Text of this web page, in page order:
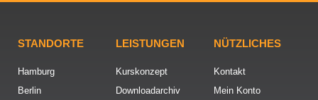
STANDORTE
Hamburg
Berlin
LEISTUNGEN
Kurskonzept
Downloadarchiv
NÜTZLICHES
Kontakt
Mein Konto